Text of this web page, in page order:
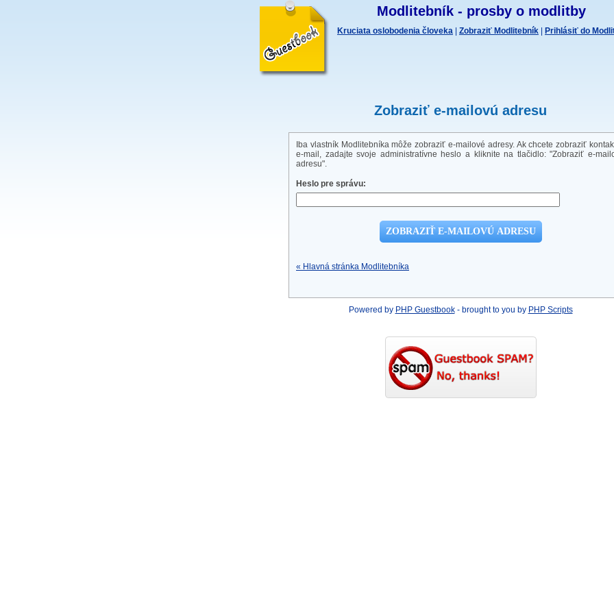
Modlitebník - prosby o modlitby
Kruciata oslobodenia človeka Zobraziť Modlitebník Prihlásiť do
Zobraziť e-mailovú adresu
Iba vlastník Modlitebníka môže zobraziť e-mailové adresy. Ak chcete zobraziť
e-mail, zadajte svoje administratívne heslo a kliknite na tlačidlo: "Zobraziť e-
adresu".
Heslo pre správu:
« Hlavná stránka Modlitebníka
Powered by PHP Guestbook- brought to you by PHP Scripts